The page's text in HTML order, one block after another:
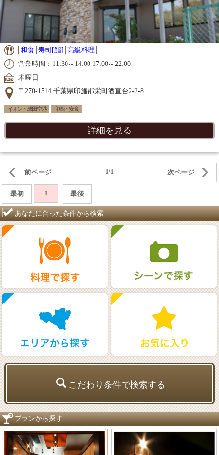
和食 寿司[鮨]
高級料理
営業時間：11:30～14:00 17:00～22:00
木曜日
〒270-1514 千葉県印旛郡栄町酒直台2-2-8
イオン・成田空港 印西・安食
詳細を見る
前ページ 1/1 次ページ
最初 1 最後
あなたに合った条件から検索
こだわり条件で検索する
プランから探す